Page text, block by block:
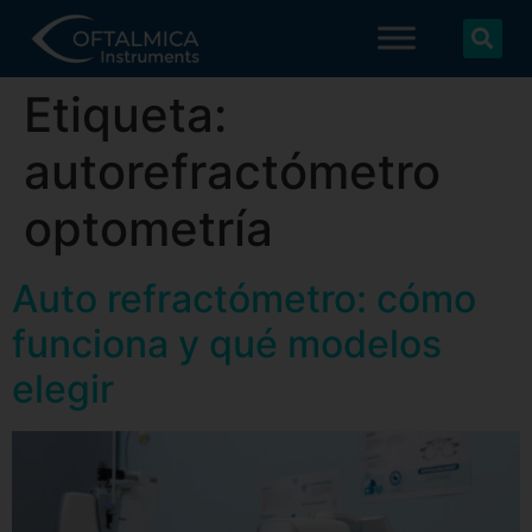
Etiqueta:
autorefractómetro
optometría
Auto refractómetro: cómo
funciona y qué modelos
elegir